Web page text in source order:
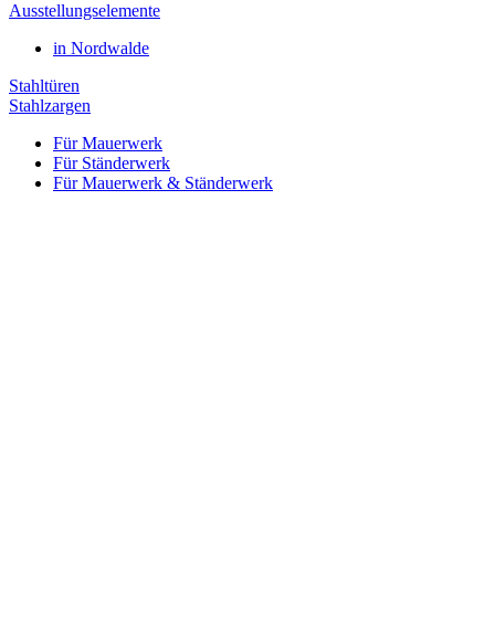
Ausstellungselemente
in Nordwalde
Stahltüren
Stahlzargen
Für Mauerwerk
Für Ständerwerk
Für Mauerwerk & Ständerwerk